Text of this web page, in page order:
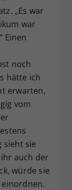
„Es war
war
Einen
noch
hätte ich
erwarten,
vom
sieht sie
auch der
würde sie
einordnen.